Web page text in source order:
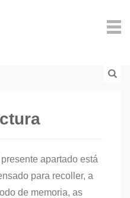
apartado está
para recoller, a
de memoria, as